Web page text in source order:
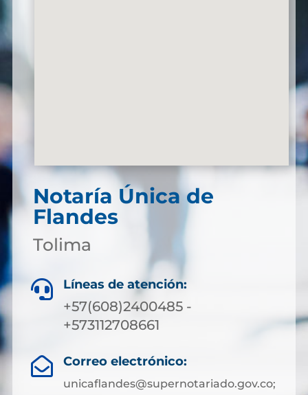
Notaría Única de
Flandes
Tolima
 Líneas de atención:
+57(608)2400485 -
+573112708661
 Correo electrónico:
unicaflandes@supernotariado.gov.co;